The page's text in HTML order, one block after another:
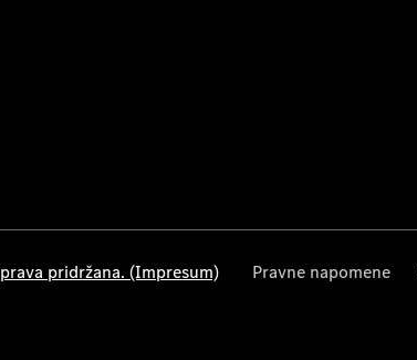
pridržana. (Impresum) Pravne napomene